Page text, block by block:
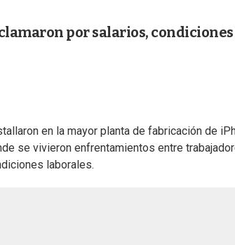
por salarios,
en la mayor planta de fabricación de
se vivieron enfrentamientos entre
laborales.